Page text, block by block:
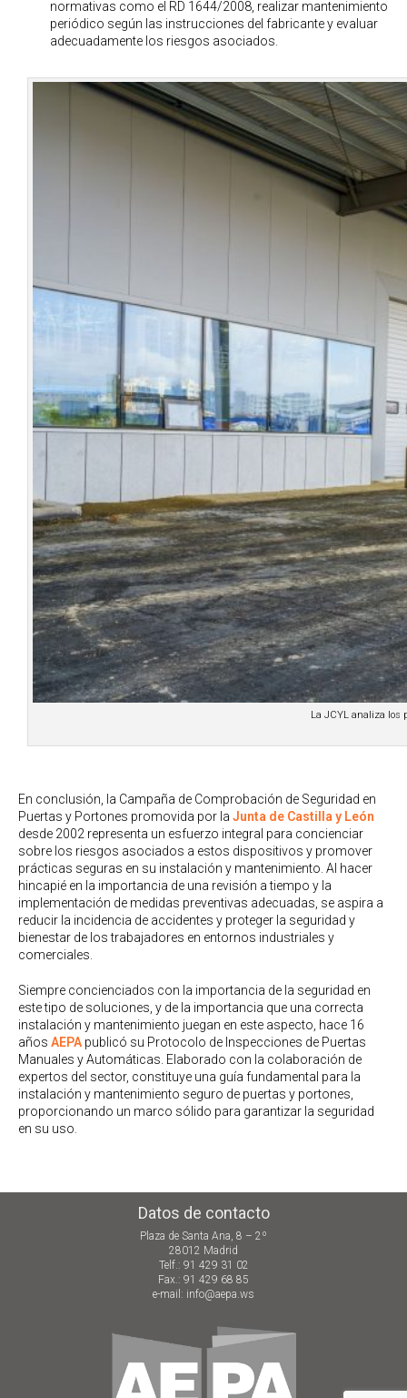
normativas como el RD 1644/2008, realizar mantenimiento
periódico según las instrucciones del fabricante y evaluar
adecuadamente los riesgos asociados.
La JCYL analiza los
En conclusión, la Campaña de Comprobación de Seguridad en
Puertas y Portones promovida por la Junta de Castilla y León
desde 2002 representa un esfuerzo integral para concienciar
sobre los riesgos asociados a estos dispositivos y promover
prácticas seguras en su instalación y mantenimiento. Al hacer
hincapié en la importancia de una revisión a tiempo y la
implementación de medidas preventivas adecuadas, se aspira a
reducir la incidencia de accidentes y proteger la seguridad y
bienestar de los trabajadores en entornos industriales y
comerciales.
Siempre concienciados con la importancia de la seguridad en
este tipo de soluciones, y de la importancia que una correcta
instalación y mantenimiento juegan en este aspecto, hace 16
años AEPA publicó su Protocolo de Inspecciones de Puertas
Manuales y Automáticas. Elaborado con la colaboración de
expertos del sector, constituye una guía fundamental para la
instalación y mantenimiento seguro de puertas y portones,
proporcionando un marco sólido para garantizar la seguridad
en su uso.
Datos de contacto
Plaza de Santa Ana, 8 – 2º
28012 Madrid
Telf.: 91 429 31 02
Fax.: 91 429 68 85
e-mail: info@aepa.ws